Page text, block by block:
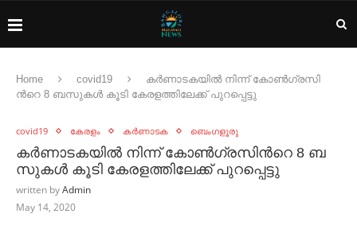
Home covid19
ക​ർ​ണാ​ട​ക​യി​ൽ നി​ന്ന് കോ​ൺ​ഗ്ര​സി​
ന്‍റെ 8 ബ​സു​ക​ൾ കൂ​ടി കേ​ര​ള​ത്തി​ലേ​ക്ക് പു​റ​പ്പെ​ട്ടു
covid19 കേരളം കർണാടക ബെംഗളൂരു
ക​ർ​ണാ​ട​ക​യി​ൽ നി​ന്ന് കോ​ൺ​ഗ്ര​സി​ന്‍റെ 8 ബ​
സു​ക​ൾ കൂ​ടി കേ​ര​ള​ത്തി​ലേ​ക്ക് പു​റ​പ്പെ​ട്ടു
written byAdmin
May 14, 2020